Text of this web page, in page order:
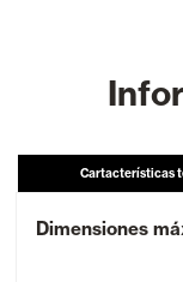
Cartacterísticas
Dimensiones